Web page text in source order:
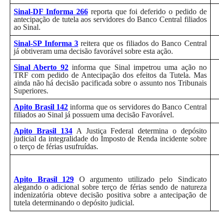
Sinal-DF Informa 266reporta que foi deferido o pedido de
antecipação de tutela aos servidores do Banco Central filiados
ao Sinal.
Sinal-SP Informa 3 reitera que os filiados do Banco Central
já obtiveram uma decisão favorável sobre esta ação.
Sinal Aberto 92informa que Sinal impetrou uma ação no
TRF com pedido de Antecipação dos efeitos da Tutela. Mas
ainda não há decisão pacificada sobre o assunto nos Tribunais
Superiores.
Apito Brasil 142 informa que os servidores do Banco Central
filiados ao Sinal já possuem uma decisão Favorável.
Apito Brasil 134A Justiça Federal determina o depósito
judicial da integralidade do Imposto de Renda incidente sobre
o terço de férias usufruídas.
Apito Brasil 129 O argumento utilizado pelo Sindicato
alegando o adicional sobre terço de férias sendo de natureza
indenizatória obteve decisão positiva sobre a antecipação de
tutela determinando o depósito judicial.